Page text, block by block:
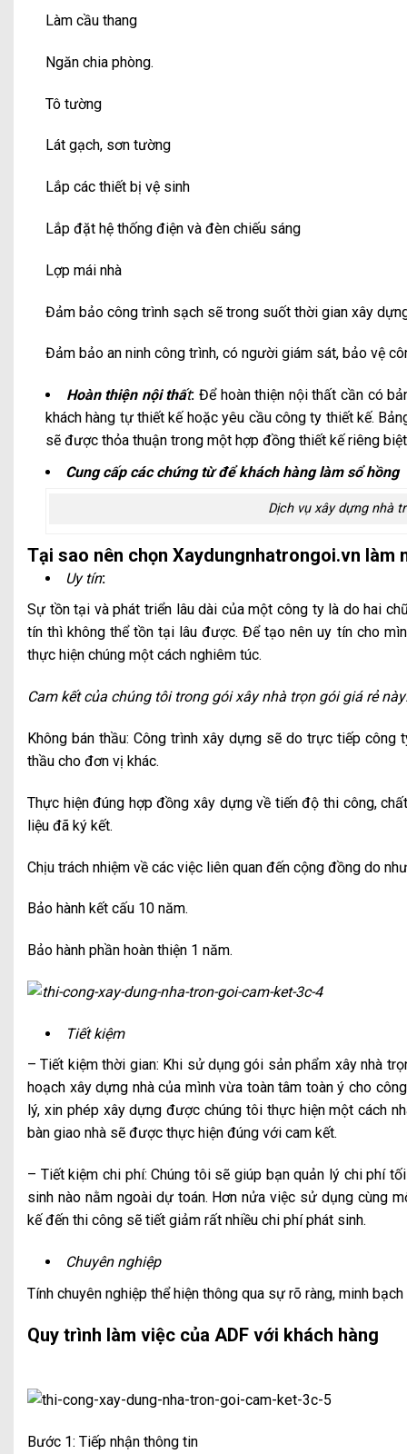
Làm cầu thang
Ngăn chia phòng.
Tô tường
Lát gạch, sơn tường
Lắp các thiết bị vệ sinh
Lắp đặt hệ thống điện và đèn chiếu sáng
Lợp mái nhà
Đảm bảo công trình sạch sẽ trong suốt thời gian xây
Đảm bảo an ninh công trình, có người giám sát, bảo vệ
Hoàn thiện nội thất: Để hoàn thiện nội thất cần có
khách hàng tự thiết kế hoặc yêu cầu công ty thiết kế.
sẽ được thỏa thuận trong một hợp đồng thiết kế riêng
Cung cấp các chứng từ để khách hàng làm sổ hồng
Dịch vụ xây dựng nhà
Tại sao nên chọn Xaydungnhatrongoi.vn làm
Uy tín:
Sự tồn tại và phát triển lâu dài của một công ty là do hai
tín thì không thể tồn tại lâu được. Để tạo nên uy tín cho
thực hiện chúng một cách nghiêm túc.
Cam kết của chúng tôi trong gói xây nhà trọn gói giá rẻ
Không bán thầu: Công trình xây dựng sẽ do trực tiếp công
thầu cho đơn vị khác.
Thực hiện đúng hợp đồng xây dựng về tiến độ thi công,
liệu đã ký kết.
Chịu trách nhiệm về các việc liên quan đến cộng đồng do
Bảo hành kết cấu 10 năm.
Bảo hành phần hoàn thiện 1 năm.
Tiết kiệm
– Tiết kiệm thời gian: Khi sử dụng gói sản phẩm xây nhà
hoạch xây dựng nhà của mình vừa toàn tâm toàn ý cho
lý, xin phép xây dựng được chúng tôi thực hiện một cách
bàn giao nhà sẽ được thực hiện đúng với cam kết.
– Tiết kiệm chi phí: Chúng tôi sẽ giúp bạn quản lý chi phí
sinh nào nằm ngoài dự toán. Hơn nửa việc sử dụng cùng
kế đến thi công sẽ tiết giảm rất nhiều chi phí phát sinh.
Chuyên nghiệp
Tính chuyên nghiệp thể hiện thông qua sự rõ ràng, minh
Quy trình làm việc của ADF với khách hàng
Bước 1: Tiếp nhận thông tin